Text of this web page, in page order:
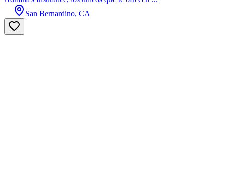
San Bernardino, CA